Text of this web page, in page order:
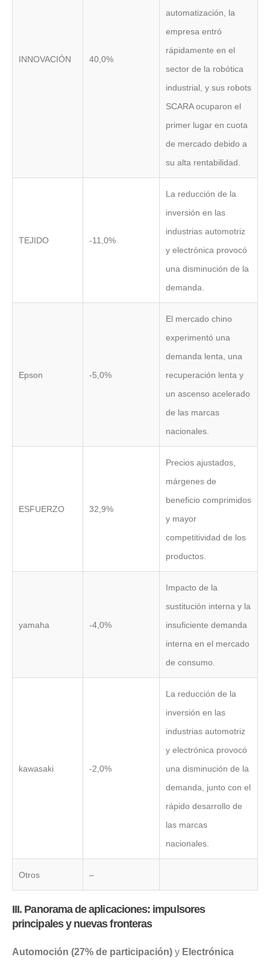
INNOVACIÓN 40,0%
automatización, la
empresa entró
rápidamente en el
sector de la robótica
industrial, y sus robots
SCARA ocuparon el
primer lugar en cuota
de mercado debido a
su alta rentabilidad.
TEJIDO -11,0%
La reducción de la
inversión en las
industrias automotriz
y electrónica provocó
una disminución de la
demanda.
Epson -5,0%
El mercado chino
experimentó una
demanda lenta, una
recuperación lenta y
un ascenso acelerado
de las marcas
nacionales.
ESFUERZO 32,9%
Precios ajustados,
márgenes de
beneficio comprimidos
y mayor
competitividad de los
productos.
yamaha -4,0%
Impacto de la
sustitución interna y la
insuficiente demanda
interna en el mercado
de consumo.
kawasaki -2,0%
La reducción de la
inversión en las
industrias automotriz
y electrónica provocó
una disminución de la
demanda, junto con el
rápido desarrollo de
las marcas
nacionales.
Otros –
III. Panorama de aplicaciones: impulsores
principales y nuevas fronteras
Automoción (27% de participación) y Electrónica